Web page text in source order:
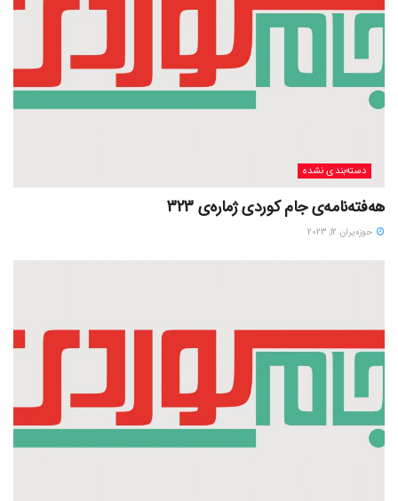
دسته‌بندی نشده
هەفتەنامەی جام کوردی ژمارەی 323
حوزه‌یران 12, 2023